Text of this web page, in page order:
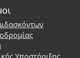
Υποστήριξης